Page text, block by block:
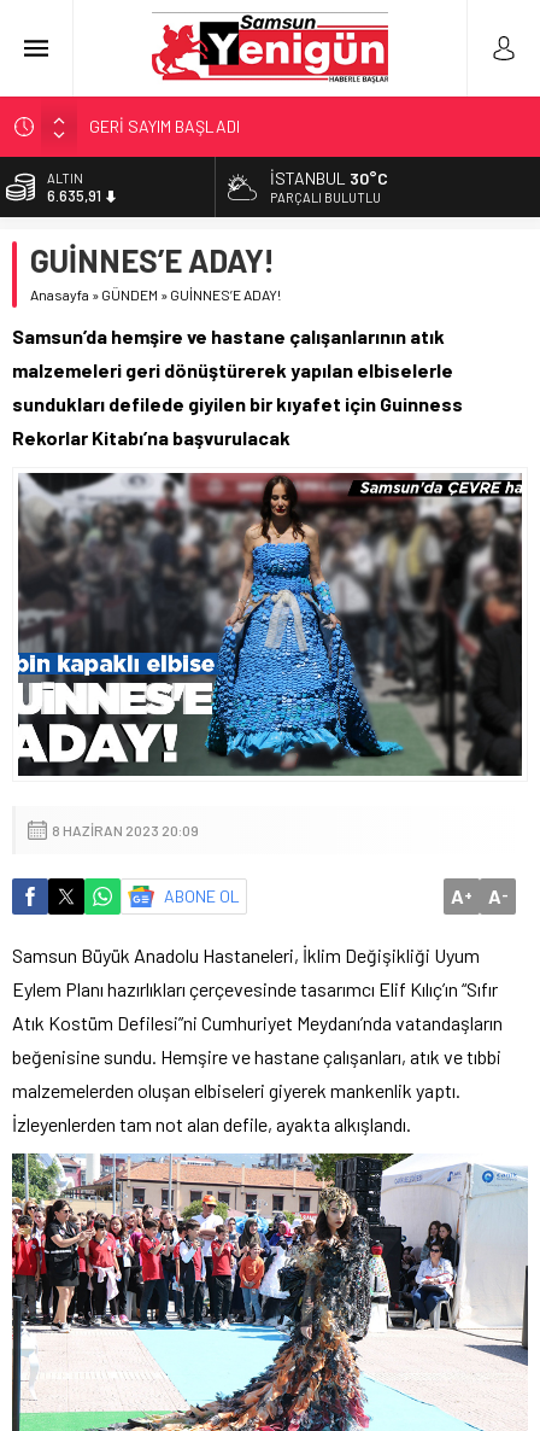
GERİ SAYIM BAŞLADI
SAMSUNSPOR’DA HEDEF 5’İNCİLİK!
‘BAFRA’YA YATIRIM YAPIN!’
YÖNETİCİ SEÇERKEN YAPILAN EN BÜYÜK HATALAR
BİST
13.779,39
47,7178
EURO
6.635,91
İSTANBUL 30°C
PARÇALI BULUTLU
GUİNNES’E ADAY!
Anasayfa » GÜNDEM » GUİNNES’E ADAY!
Samsun’da hemşire ve hastane çalışanlarının atık
malzemeleri geri dönüştürerek yapılan elbiselerle
sundukları defilede giyilen bir kıyafet için Guinness
Rekorlar Kitabı’na başvurulacak
8 HAZIRAN 2023 20:09
ABONE OL A+ A-
Samsun Büyük Anadolu Hastaneleri, İklim Değişikliği Uyum
Eylem Planı hazırlıkları çerçevesinde tasarımcı Elif Kılıç’ın “Sıfır
Atık Kostüm Defilesi”ni Cumhuriyet Meydanı’nda vatandaşların
beğenisine sundu. Hemşire ve hastane çalışanları, atık ve tıbbi
malzemelerden oluşan elbiseleri giyerek mankenlik yaptı.
İzleyenlerden tam not alan defile, ayakta alkışlandı.